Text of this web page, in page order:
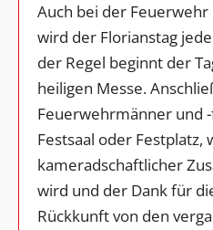
Auch bei der
wird der Florianstag
der Regel beginnt der
heiligen Messe.
Feuerwehrmänner und
Festsaal oder Festplatz,
kameradschaftlicher
wird und der Dank für
Rückkunft von den